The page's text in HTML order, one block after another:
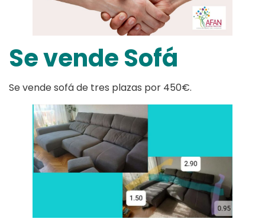
Se vende Sofá
Se vende sofá de tres plazas por 450€.